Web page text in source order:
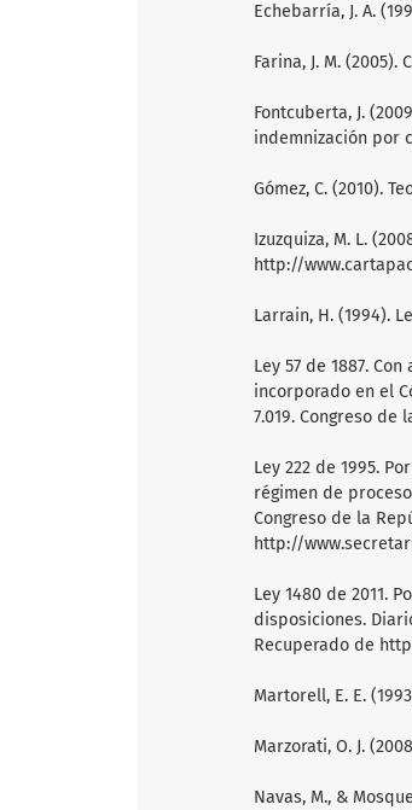
Echebarría, J. A.
Farina, J. M.
Fontcuberta, J.
indemnización por
Gómez, C. (2010).
Izuzquiza, M. L.
http://
Larrain, H. (1994).
Ley 57 de 1887.
incorporado en el
7.019. Congreso de
Ley 222 de 1995.
régimen de
Congreso de la
http://
Ley 1480 de 2011.
disposiciones.
Recuperado de
Martorell, E. E.
Marzorati, O. J.
Navas, M., &